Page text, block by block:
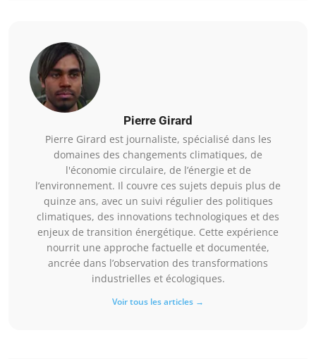
Pierre Girard
Pierre Girard est journaliste, spécialisé dans les
domaines des changements climatiques, de
l'économie circulaire, de l’énergie et de
l’environnement. Il couvre ces sujets depuis plus de
quinze ans, avec un suivi régulier des politiques
climatiques, des innovations technologiques et des
enjeux de transition énergétique. Cette expérience
nourrit une approche factuelle et documentée,
ancrée dans l’observation des transformations
industrielles et écologiques.
Voir tous les articles →